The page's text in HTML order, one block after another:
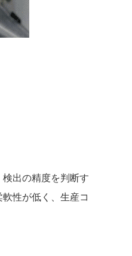
出の精度を判断す
性が低く、生産コ